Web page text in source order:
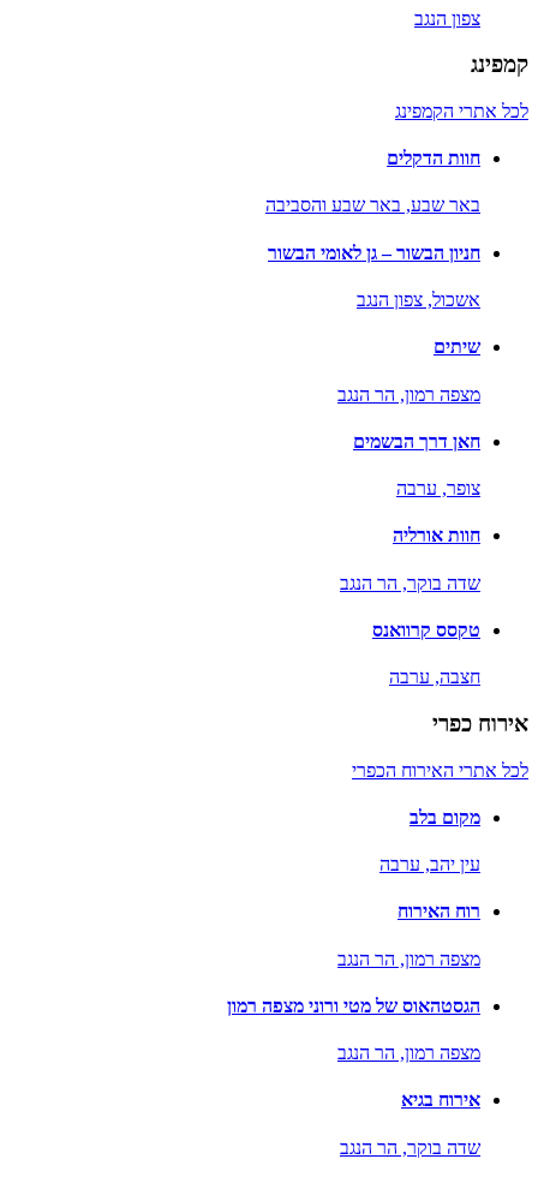
צפון הנגב
קמפינג
לכל אתרי הקמפינג
חוות הדקלים
באר שבע, באר שבע והסביבה
חניון הבשור – גן לאומי הבשור
אשכול, צפון הנגב
שיתים
מצפה רמון, הר הנגב
חאן דרך הבשמים
צופר, ערבה
חוות אורליה
שדה בוקר, הר הנגב
טקסס קרוואנס
חצבה, ערבה
אירוח כפרי
לכל אתרי האירוח הכפרי
מקום בלב
עין יהב, ערבה
רוח האירוח
מצפה רמון, הר הנגב
הגסטהאוס של מטי ורוני מצפה רמון
מצפה רמון, הר הנגב
אירוח בגיא
שדה בוקר, הר הנגב